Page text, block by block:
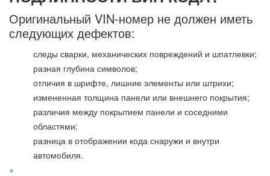
Оригинальный VIN-номер не должен иметь
следующих дефектов:
следы сварки, механических повреждений и шпатлевки;
разная глубина символов;
отличия в шрифте, лишние элементы или штрихи;
измененная толщина панели или внешнего покрытия;
различия между покрытием панели и соседними
областями;
разница в отображении кода снаружи и внутри
автомобиля.
+